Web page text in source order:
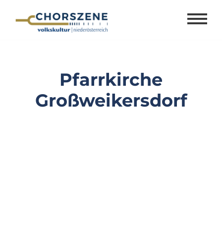
Pfarrkirche
Großweikersdorf